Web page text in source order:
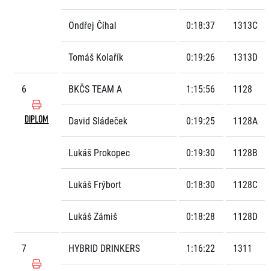
Ondřej Číhal 0:18:37 1313C
Tomáš Kolařík 0:19:26 1313D
6
DIPLOM
BKČS TEAM A 1:15:56 1128
David Sládeček 0:19:25 1128A
Lukáš Prokopec 0:19:30 1128B
Lukáš Frýbort 0:18:30 1128C
Lukáš Zámiš 0:18:28 1128D
7 HYBRID DRINKERS 1:16:22 1311